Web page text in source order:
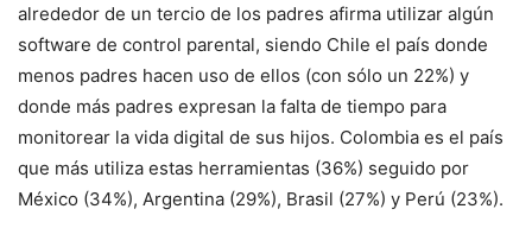
alrededor de un tercio de los padres afirma utilizar algún
software de control parental, siendo Chile el país donde
menos padres hacen uso de ellos (con sólo un 22%) y
donde más padres expresan la falta de tiempo para
monitorear la vida digital de sus hijos. Colombia es el país
que más utiliza estas herramientas (36%) seguido por
México (34%), Argentina (29%), Brasil (27%) y Perú (23%).